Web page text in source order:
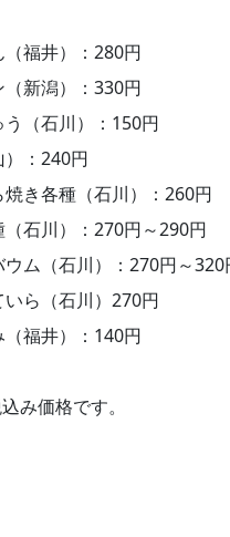
（福井）：280円
（新潟）：330円
う（石川）：150円
）：240円
焼き各種（石川）：260円
（石川）：270円～290円
ウム（石川）：270円～320
いら（石川）270円
（福井）：140円
み価格です。